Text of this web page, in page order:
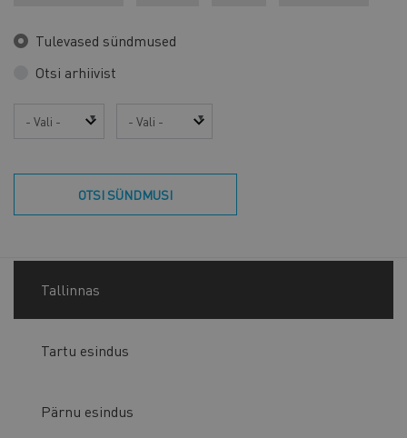
Tulevased sündmused
Otsi arhiivist
Aasta Kuu
OTSI SÜNDMUSI
Tallinnas
Tartu esindus
Pärnu esindus